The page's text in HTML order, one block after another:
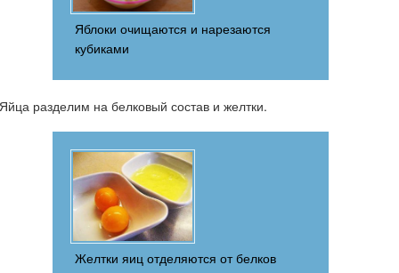
Яблоки очищаются и нарезаются
кубиками
Яйца разделим на белковый состав и желтки.
Желтки яиц отделяются от белков